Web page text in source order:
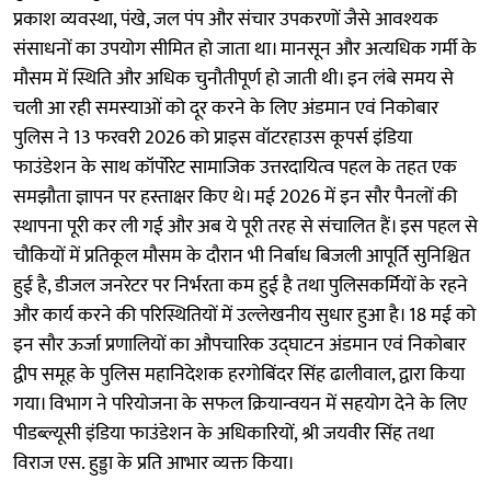
प्रकाश व्यवस्था, पंखे, जल पंप और संचार उपकरणों जैसे आवश्यक
संसाधनों का उपयोग सीमित हो जाता था। मानसून और अत्यधिक गर्मी के
मौसम में स्थिति और अधिक चुनौतीपूर्ण हो जाती थी। इन लंबे समय से
चली आ रही समस्याओं को दूर करने के लिए अंडमान एवं निकोबार
पुलिस ने 13 फरवरी 2026 को प्राइस वॉटरहाउस कूपर्स इंडिया
फाउंडेशन के साथ कॉर्पोरेट सामाजिक उत्तरदायित्व पहल के तहत एक
समझौता ज्ञापन पर हस्ताक्षर किए थे। मई 2026 में इन सौर पैनलों की
स्थापना पूरी कर ली गई और अब ये पूरी तरह से संचालित हैं। इस पहल से
चौकियों में प्रतिकूल मौसम के दौरान भी निर्बाध बिजली आपूर्ति सुनिश्चित
हुई है, डीजल जनरेटर पर निर्भरता कम हुई है तथा पुलिसकर्मियों के रहने
और कार्य करने की परिस्थितियों में उल्लेखनीय सुधार हुआ है। 18 मई को
इन सौर ऊर्जा प्रणालियों का औपचारिक उद्घाटन अंडमान एवं निकोबार
द्वीप समूह के पुलिस महानिदेशक हरगोबिंदर सिंह ढालीवाल, द्वारा किया
गया। विभाग ने परियोजना के सफल क्रियान्वयन में सहयोग देने के लिए
पीडब्ल्यूसी इंडिया फाउंडेशन के अधिकारियों, श्री जयवीर सिंह तथा
विराज एस. हुड्डा के प्रति आभार व्यक्त किया।